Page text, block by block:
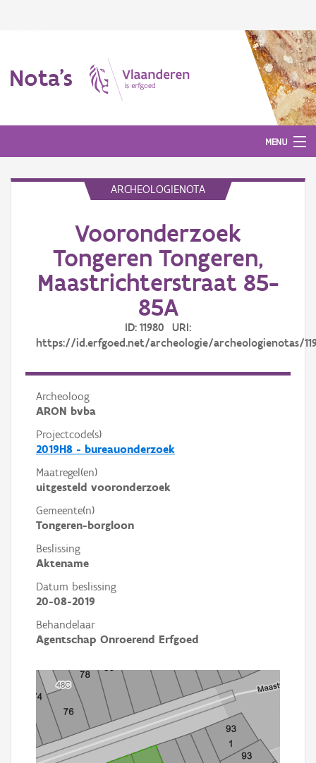
Nota's
MENU
ARCHEOLOGIENOTA
Vooronderzoek
Tongeren Tongeren,
Maastrichterstraat 85-
85A
ID: 11980 URI:
https://id.erfgoed.net/archeologie/archeologienotas/
Archeoloog
ARON bvba
Projectcode(s)
2019H8 - bureauonderzoek
Maatregel(en)
uitgesteld vooronderzoek
Gemeente(n)
Tongeren-borgloon
Beslissing
Aktename
Datum beslissing
20-08-2019
Behandelaar
Agentschap Onroerend Erfgoed